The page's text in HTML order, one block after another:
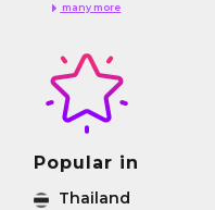
many more
Popular in
Thailand